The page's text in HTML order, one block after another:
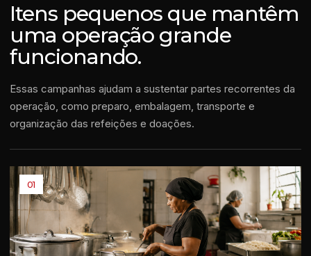
Itens pequenos que mantêm
uma operação grande
funcionando.
Essas campanhas ajudam a sustentar partes recorrentes da
operação, como preparo, embalagem, transporte e
organização das refeições e doações.
01